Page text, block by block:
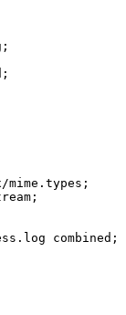
mime.types;
combined;